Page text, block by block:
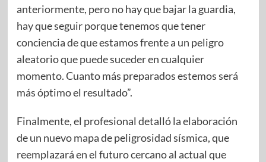
anteriormente, pero no hay que bajar la guardia,
hay que seguir porque tenemos que tener
conciencia de que estamos frente a un peligro
aleatorio que puede suceder en cualquier
momento. Cuanto más preparados estemos será
más óptimo el resultado”.
Finalmente, el profesional detalló la elaboración
de un nuevo mapa de peligrosidad sísmica, que
reemplazará en el futuro cercano al actual que